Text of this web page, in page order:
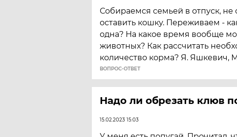
Собираемся семьей в отпуск, не
оставить кошку. Переживаем -
одна? На какое время вообще
животных? Как рассчитать
количество корма? Я. Яшкевич,
ВОПРОС-ОТВЕТ
Надо ли обрезать клюв
15.02.2023 15:03